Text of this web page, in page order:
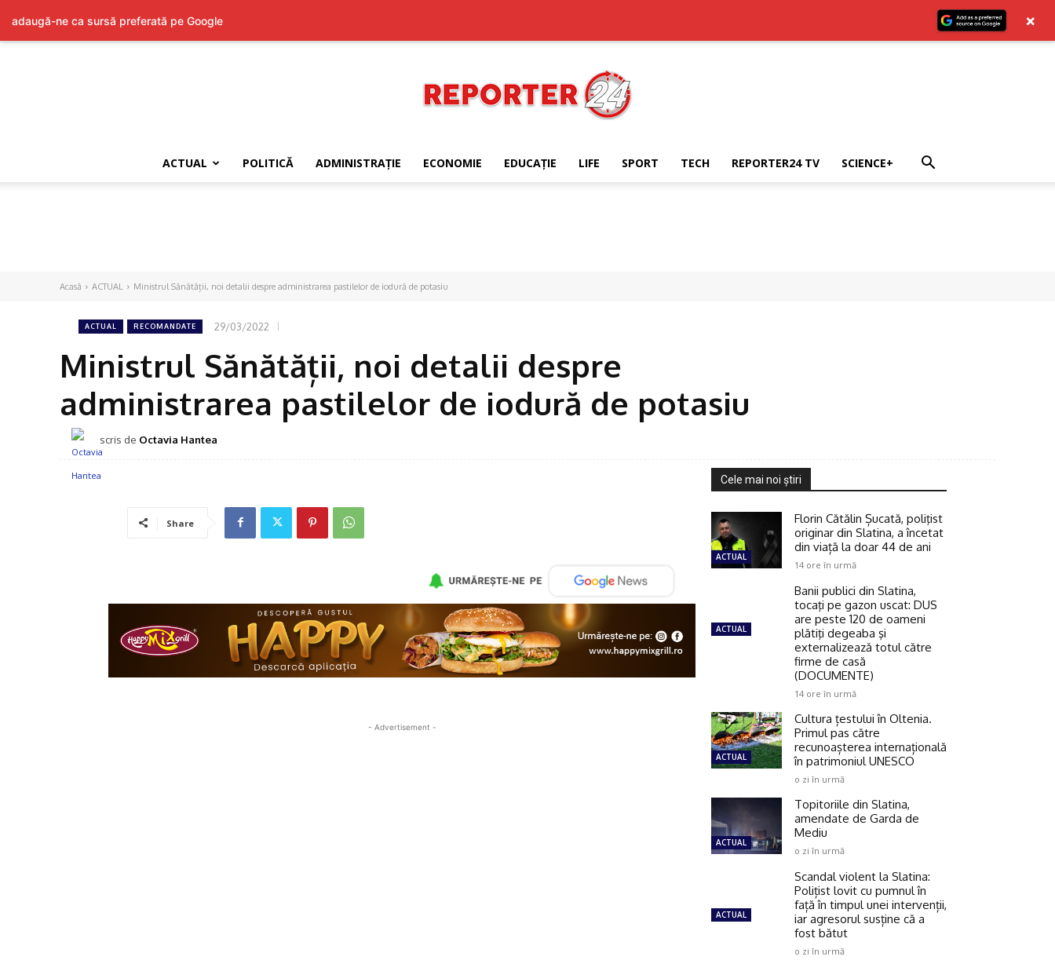
ACTUAL POLITICĂ ADMINISTRAŢIE ECONOMIE EDUCAŢIE LIFE SPORT TECH REPORTER24 TV SCIENCE+
Acasă ACTUAL Ministrul Sănătății, noi detalii despre administrarea pastilelor de iodură de potasiu
ACTUAL RECOMANDATE 29/03/2022
Ministrul Sănătății, noi detalii despre
administrarea pastilelor de iodură de potasiu
scris de Octavia Hantea
Share
- Advertisement -
Cele mai noi ştiri
ACTUAL
Florin Cătălin Șucată, poliţist
originar din Slatina, a încetat
din viață la doar 44 de ani
14 ore în urmă
ACTUAL
Banii publici din Slatina,
tocaţi pe gazon uscat: DUS
are peste 120 de oameni
plătiţi degeaba şi
externalizează totul către
firme de casă
(DOCUMENTE)
14 ore în urmă
ACTUAL
Cultura țestului în Oltenia.
Primul pas către
recunoașterea internațională
în patrimoniul UNESCO
o zi în urmă
ACTUAL
Topitoriile din Slatina,
amendate de Garda de
Mediu
o zi în urmă
ACTUAL
Scandal violent la Slatina:
Polițist lovit cu pumnul în
față în timpul unei intervenții,
iar agresorul susține că a
fost bătut
o zi în urmă
adaugă-ne ca sursă preferată pe Google ×